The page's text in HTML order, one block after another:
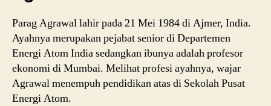
Parag Agrawal lahir pada 21 Mei 1984 di Ajmer, India.
Ayahnya merupakan pejabat senior di Departemen
Energi Atom India sedangkan ibunya adalah profesor
ekonomi di Mumbai. Melihat profesi ayahnya, wajar
Agrawal menempuh pendidikan atas di Sekolah Pusat
Energi Atom.